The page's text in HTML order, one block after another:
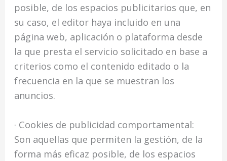
posible, de los espacios publicitarios que, en
su caso, el editor haya incluido en una
página web, aplicación o plataforma desde
la que presta el servicio solicitado en base a
criterios como el contenido editado o la
frecuencia en la que se muestran los
anuncios.
· Cookies de publicidad comportamental:
Son aquellas que permiten la gestión, de la
forma más eficaz posible, de los espacios